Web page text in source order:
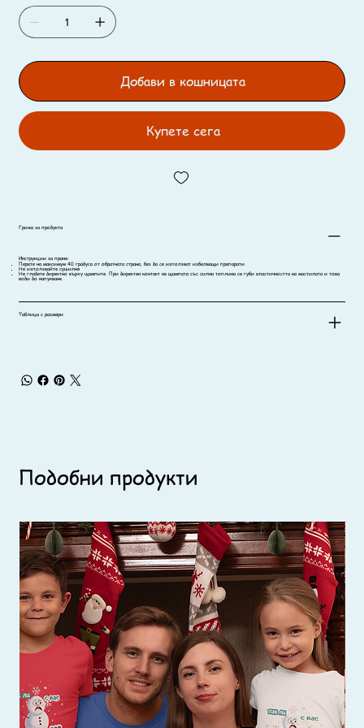
Добави в кошницата
Купете сега
Грижа за продукта
Инструкции за пране:
Перете на максимум 40 градуса от обратната страна, без да се използват избелващи препарати
Не използвайте сушилня
Не гладете директно върху щампите. При директен контакт на щампата със силна топлина се губи еластичността на мастилата и това
води до напукване
Таблица с размери
Подобни продукти